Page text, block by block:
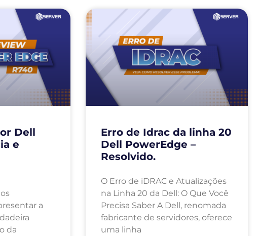
Dell
e
a
da
Erro de Idrac da linha 20
Dell PowerEdge –
Resolvido.
O Erro de iDRAC e Atualizações
na Linha 20 da Dell: O Que Você
Precisa Saber A Dell, renomada
fabricante de servidores, oferece
uma linha